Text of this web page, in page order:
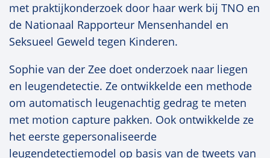
met praktijkonderzoek door haar werk bij TNO en
de Nationaal Rapporteur Mensenhandel en
Seksueel Geweld tegen Kinderen.
Sophie van der Zee doet onderzoek naar liegen
en leugendetectie. Ze ontwikkelde een methode
om automatisch leugenachtig gedrag te meten
met motion capture pakken. Ook ontwikkelde ze
het eerste gepersonaliseerde
leugendetectiemodel op basis van de tweets van